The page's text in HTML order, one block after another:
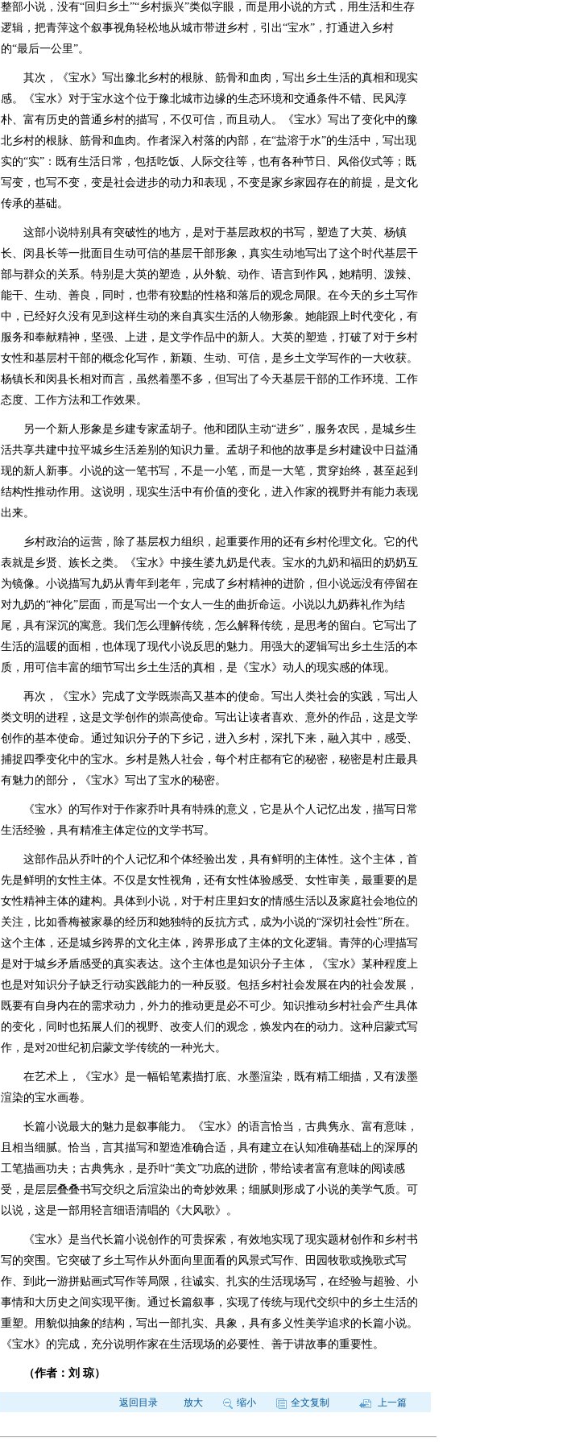
整部小说，没有“回归乡土”“乡村振兴”类似字眼，而是用小说的方式，用生活和生存
逻辑，把青萍这个叙事视角轻松地从城市带进乡村，引出“宝水”，打通进入乡村
的“最后一公里”。
其次，《宝水》写出豫北乡村的根脉、筋骨和血肉，写出乡土生活的真相和现实
感。《宝水》对于宝水这个位于豫北城市边缘的生态环境和交通条件不错、民风淳
朴、富有历史的普通乡村的描写，不仅可信，而且动人。《宝水》写出了变化中的豫
北乡村的根脉、筋骨和血肉。作者深入村落的内部，在“盐溶于水”的生活中，写出现
实的“实”：既有生活日常，包括吃饭、人际交往等，也有各种节日、风俗仪式等；既
写变，也写不变，变是社会进步的动力和表现，不变是家乡家园存在的前提，是文化
传承的基础。
这部小说特别具有突破性的地方，是对于基层政权的书写，塑造了大英、杨镇
长、闵县长等一批面目生动可信的基层干部形象，真实生动地写出了这个时代基层干
部与群众的关系。特别是大英的塑造，从外貌、动作、语言到作风，她精明、泼辣、
能干、生动、善良，同时，也带有狡黠的性格和落后的观念局限。在今天的乡土写作
中，已经好久没有见到这样生动的来自真实生活的人物形象。她能跟上时代变化，有
服务和奉献精神，坚强、上进，是文学作品中的新人。大英的塑造，打破了对于乡村
女性和基层村干部的概念化写作，新颖、生动、可信，是乡土文学写作的一大收获。
杨镇长和闵县长相对而言，虽然着墨不多，但写出了今天基层干部的工作环境、工作
态度、工作方法和工作效果。
另一个新人形象是乡建专家孟胡子。他和团队主动“进乡”，服务农民，是城乡生
活共享共建中拉平城乡生活差别的知识力量。孟胡子和他的故事是乡村建设中日益涌
现的新人新事。小说的这一笔书写，不是一小笔，而是一大笔，贯穿始终，甚至起到
结构性推动作用。这说明，现实生活中有价值的变化，进入作家的视野并有能力表现
出来。
乡村政治的运营，除了基层权力组织，起重要作用的还有乡村伦理文化。它的代
表就是乡贤、族长之类。《宝水》中接生婆九奶是代表。宝水的九奶和福田的奶奶互
为镜像。小说描写九奶从青年到老年，完成了乡村精神的进阶，但小说远没有停留在
对九奶的“神化”层面，而是写出一个女人一生的曲折命运。小说以九奶葬礼作为结
尾，具有深沉的寓意。我们怎么理解传统，怎么解释传统，是思考的留白。它写出了
生活的温暖的面相，也体现了现代小说反思的魅力。用强大的逻辑写出乡土生活的本
质，用可信丰富的细节写出乡土生活的真相，是《宝水》动人的现实感的体现。
再次，《宝水》完成了文学既崇高又基本的使命。写出人类社会的实践，写出人
类文明的进程，这是文学创作的崇高使命。写出让读者喜欢、意外的作品，这是文学
创作的基本使命。通过知识分子的下乡记，进入乡村，深扎下来，融入其中，感受、
捕捉四季变化中的宝水。乡村是熟人社会，每个村庄都有它的秘密，秘密是村庄最具
有魅力的部分，《宝水》写出了宝水的秘密。
《宝水》的写作对于作家乔叶具有特殊的意义，它是从个人记忆出发，描写日常
生活经验，具有精准主体定位的文学书写。
这部作品从乔叶的个人记忆和个体经验出发，具有鲜明的主体性。这个主体，首
先是鲜明的女性主体。不仅是女性视角，还有女性体验感受、女性审美，最重要的是
女性精神主体的建构。具体到小说，对于村庄里妇女的情感生活以及家庭社会地位的
关注，比如香梅被家暴的经历和她独特的反抗方式，成为小说的“深切社会性”所在。
这个主体，还是城乡跨界的文化主体，跨界形成了主体的文化逻辑。青萍的心理描写
是对于城乡矛盾感受的真实表达。这个主体也是知识分子主体，《宝水》某种程度上
也是对知识分子缺乏行动实践能力的一种反驳。包括乡村社会发展在内的社会发展，
既要有自身内在的需求动力，外力的推动更是必不可少。知识推动乡村社会产生具体
的变化，同时也拓展人们的视野、改变人们的观念，焕发内在的动力。这种启蒙式写
作，是对20世纪初启蒙文学传统的一种光大。
在艺术上，《宝水》是一幅铅笔素描打底、水墨渲染，既有精工细描，又有泼墨
渲染的宝水画卷。
长篇小说最大的魅力是叙事能力。《宝水》的语言恰当，古典隽永、富有意味，
且相当细腻。恰当，言其描写和塑造准确合适，具有建立在认知准确基础上的深厚的
工笔描画功夫；古典隽永，是乔叶“美文”功底的进阶，带给读者富有意味的阅读感
受，是层层叠叠书写交织之后渲染出的奇妙效果；细腻则形成了小说的美学气质。可
以说，这是一部用轻言细语清唱的《大风歌》。
《宝水》是当代长篇小说创作的可贵探索，有效地实现了现实题材创作和乡村书
写的突围。它突破了乡土写作从外面向里面看的风景式写作、田园牧歌或挽歌式写
作、到此一游拼贴画式写作等局限，往诚实、扎实的生活现场写，在经验与超验、小
事情和大历史之间实现平衡。通过长篇叙事，实现了传统与现代交织中的乡土生活的
重塑。用貌似抽象的结构，写出一部扎实、具象，具有多义性美学追求的长篇小说。
《宝水》的完成，充分说明作家在生活现场的必要性、善于讲故事的重要性。
（作者：刘 琼）
返回目录 放大 缩小 全文复制 上一篇